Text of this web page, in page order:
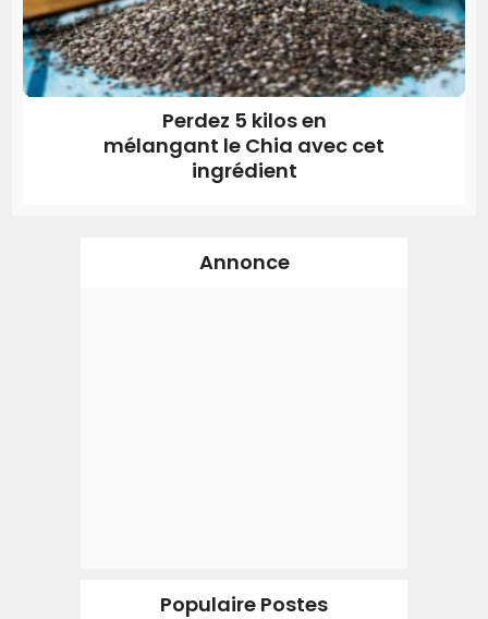
Perdez 5 kilos en
mélangant le Chia avec cet
ingrédient
Annonce
Populaire Postes